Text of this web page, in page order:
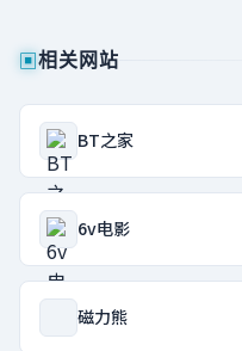
▣相关网站
BT之家
6v电影
磁力熊